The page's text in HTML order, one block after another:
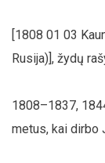
[1808 01 03
Rusija)], žydų
1808–1837,
metus, kai dirbo